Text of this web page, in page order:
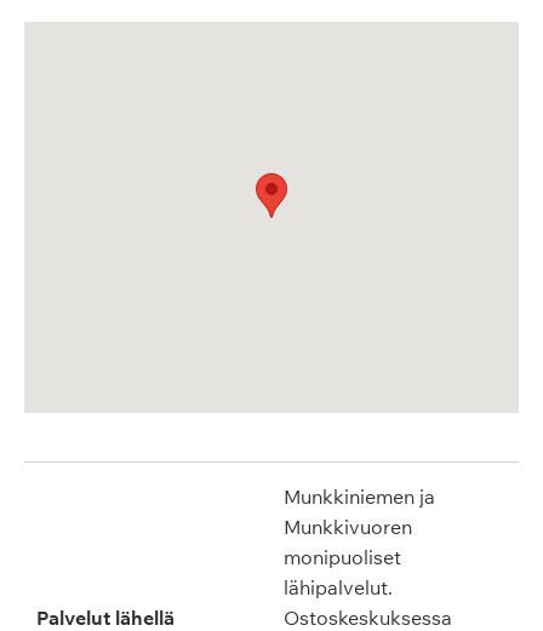
Palvelut lähellä
Munkkiniemen ja
Munkkivuoren
monipuoliset
lähipalvelut.
Ostoskeskuksessa